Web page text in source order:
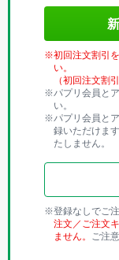
初回注文割引
い。
（初回注文割
パプリ会員と
い。
パプリ会員と
録いただけま
たしません。
登録なしでご
注文／ご注文
ません。 ご注